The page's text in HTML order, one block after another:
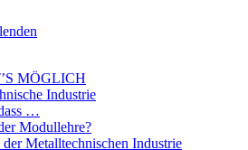
MÖGLICH
Industrie
…
Modullehre?
Metalltechnischen Industrie